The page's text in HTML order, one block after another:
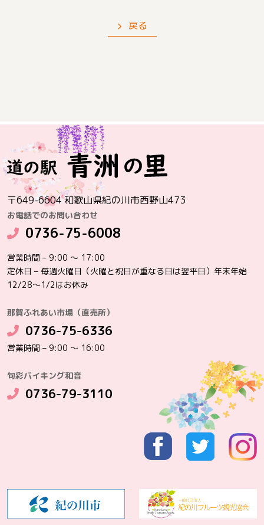
戻る
〒649-6604 和歌山県紀の川市西野山473
お電話でのお問い合わせ
0736-75-6008
営業時間 – 9:00 ～ 17:00
定休日 – 毎週火曜日（火曜と祝日が重なる日は翌平日）年末年始
12/28～1/2はお休み
那賀ふれあい市場（直売所）
0736-75-6336
営業時間 – 9:00 ～ 16:00
旬彩バイキング和音
0736-79-3110